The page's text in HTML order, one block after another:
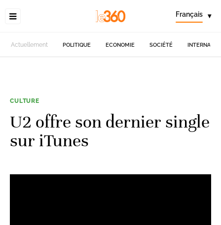
Français ▾
Actuellement POLITIQUE ECONOMIE SOCIÉTÉ
CULTURE
U2 offre son dernier single
sur iTunes